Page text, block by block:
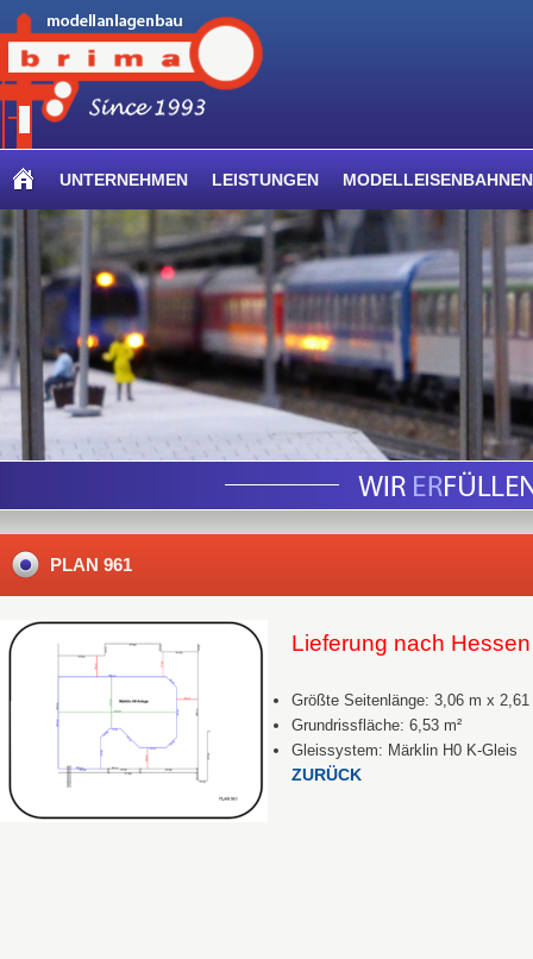
UNTERNEHMEN LEISTUNGEN MODELLEISENBAHNEN
PLAN 961
Lieferung nach Hessen
Größte Seitenlänge: 3,06 m x 2,61
Grundrissfläche: 6,53 m²
Gleissystem: Märklin H0 K-Gleis
ZURÜCK